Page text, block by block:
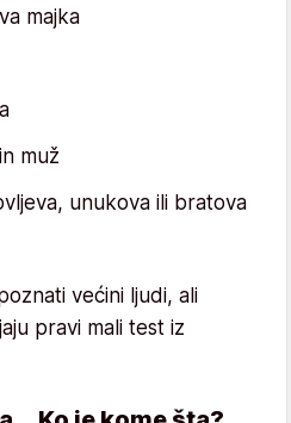
majka
muž
unukova ili bratova
većini ljudi, ali
pravi mali test iz